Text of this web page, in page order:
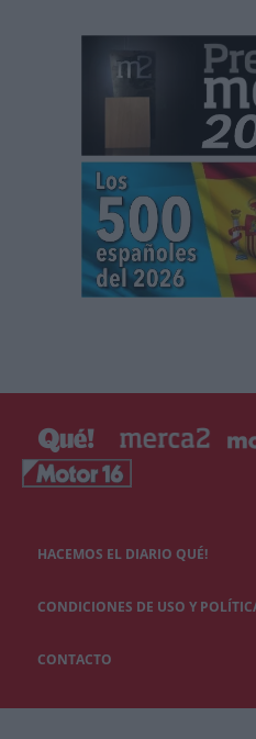
HACEMOS EL DIARIO QUÉ!
CONDICIONES DE USO Y
CONTACTO